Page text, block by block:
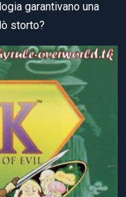
garantivano una
storto?